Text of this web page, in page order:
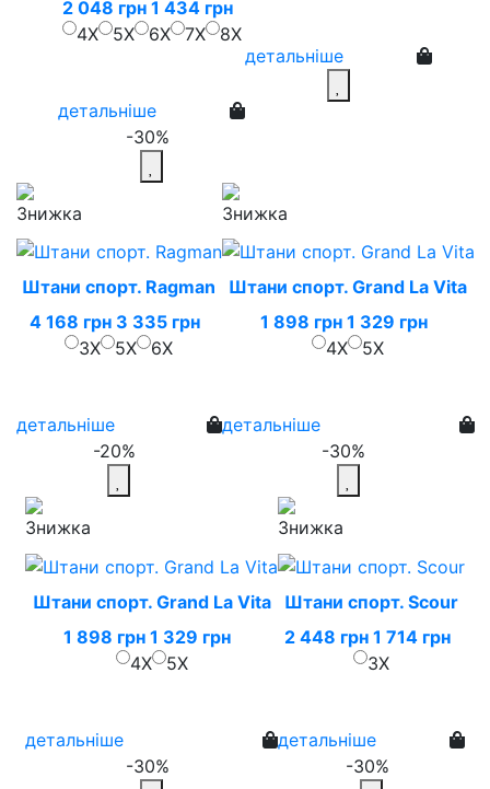
2 048 грн 1 434 грн
4X
5X 6X 7X 8X
детальніше
-30%
детальніше
Штани спорт. Ragman
4 168 грн 3 335 грн
3X
5X 6X
детальніше
-20%
Штани спорт. Grand La Vita
1 898 грн 1 329 грн
4X
5X
детальніше
-30%
Штани спорт. Grand La Vita
1 898 грн 1 329 грн
4X
5X
детальніше
-30%
Штани спорт. Scour
2 448 грн 1 714 грн
3X
детальніше
-30%